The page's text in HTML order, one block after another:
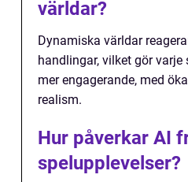
världar?
Dynamiska världar
handlingar, vilket gör
mer engagerande, med
realism.
Hur påverkar AI
spelupplevelser?